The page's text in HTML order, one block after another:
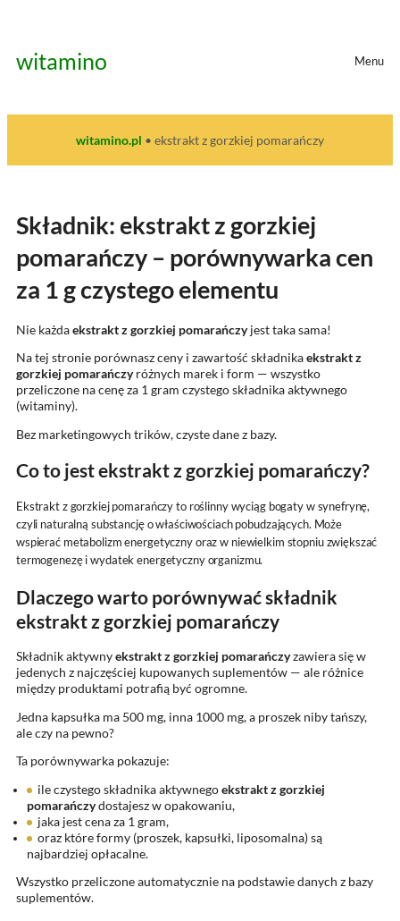
treści
witamino Menu
witamino.pl • ekstrakt z gorzkiej pomarańczy
Składnik: ekstrakt z gorzkiej
pomarańczy – porównywarka cen
za 1 g czystego elementu
Nie każdaekstrakt z gorzkiej pomarańczyjest taka sama!
Na tej stronie porównasz ceny i zawartość składnikaekstrakt z
gorzkiej pomarańczyróżnych marek i form — wszystko
przeliczone na cenę za 1 gram czystego składnika aktywnego
(witaminy).
Bez marketingowych trików, czyste dane z bazy.
Co to jest ekstrakt z gorzkiej pomarańczy?
Ekstrakt z gorzkiej pomarańczy to roślinny wyciąg bogaty w synefrynę,
czyli naturalną substancję o właściwościach pobudzających. Może
wspierać metabolizm energetyczny oraz w niewielkim stopniu zwiększać
termogenezę i wydatek energetyczny organizmu.
Dlaczego warto porównywać składnik
ekstrakt z gorzkiej pomarańczy
Składnik aktywnyekstrakt z gorzkiej pomarańczyzawiera się w
jedenych z najczęściej kupowanych suplementów — ale różnice
między produktami potrafią być ogromne.
Jedna kapsułka ma 500 mg, inna 1000 mg, a proszek niby tańszy,
ale czy na pewno?
Ta porównywarka pokazuje:
ile czystego składnika aktywnegoekstrakt z gorzkiej
pomarańczydostajesz w opakowaniu,
jaka jest cena za 1 gram,
oraz które formy (proszek, kapsułki, liposomalna) są
najbardziej opłacalne.
Wszystko przeliczone automatycznie na podstawie danych z bazy
suplementów.